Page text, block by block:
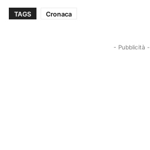
TAGS Cronaca
- Pubblicità -